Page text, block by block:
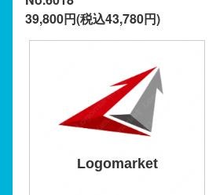
39,800円(税込43,780円)
Logomarket